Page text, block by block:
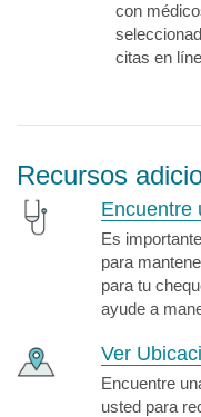
con
citas en
Recursos
Encuentre
Es
para
para tu
ayude a
Ver
Encuentre
usted para